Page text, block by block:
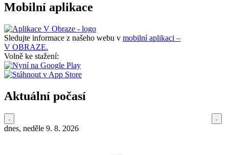
Mobilní aplikace
Sledujte informace z našeho webu v mobilní aplikaci –
V OBRAZE.
Volně ke stažení:
Aktuální počasí
dnes, neděle 9. 8. 2026